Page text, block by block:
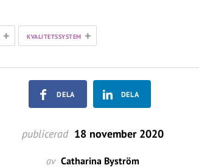
+ KVALITETSSYSTEM +
DELA DELA
publicerad 18 november 2020
av Catharina Byström